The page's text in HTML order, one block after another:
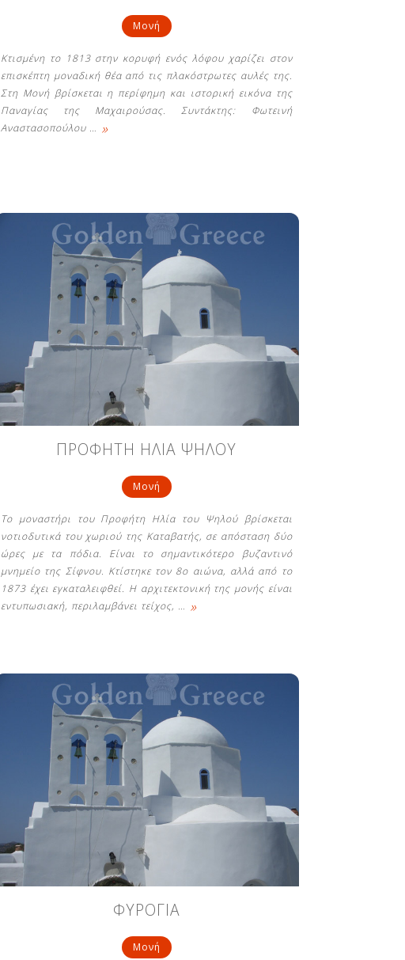
Μονή
Κτισμένη το 1813 στην κορυφή ενός λόφου χαρίζει στον
επισκέπτη μοναδική θέα από τις πλακόστρωτες αυλές της.
Στη Μονή βρίσκεται η περίφημη και ιστορική εικόνα της
Παναγίας της Μαχαιρούσας. Συντάκτης: Φωτεινή
Αναστασοπούλου … »
ΠΡΟΦΗΤΗ ΗΛΙΑ ΨΗΛΟΥ
Μονή
Το μοναστήρι του Προφήτη Ηλία του Ψηλού βρίσκεται
νοτιοδυτικά του χωριού της Καταβατής, σε απόσταση δύο
ώρες με τα πόδια. Είναι το σημαντικότερο βυζαντινό
μνημείο της Σίφνου. Κτίστηκε τον 8ο αιώνα, αλλά από το
1873 έχει εγκαταλειφθεί. Η αρχιτεκτονική της μονής είναι
εντυπωσιακή, περιλαμβάνει τείχος, … »
ΦΥΡΟΓΙΑ
Μονή